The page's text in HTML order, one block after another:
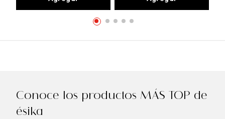
Conoce los productos MÁS TOP de
ésika